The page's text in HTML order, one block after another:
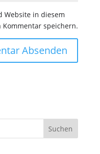
Website in diesem
speichern.